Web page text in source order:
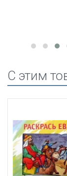
C этим